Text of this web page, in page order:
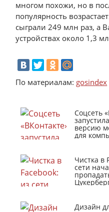
многом похожи, но в
популярность
сыграли 249 млн раз, а
устройствах около 1,3
По материалам: gosindex
Соцсеть
версию
для
Чистка в
сети
Дизайн